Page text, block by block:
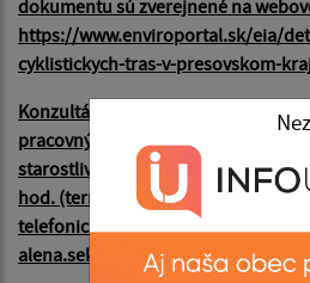
dokumentu sú zverejnené na
https://www.enviroportal.sk/eia/
cyklistickych-tras-v-presovskom-
Konzultácie podľa § 63 zákona je
pracovných dňoch na Okresnom
starostlivosti o životné prostredie, v
hod. (termín konzultácie
telefonicky - 051/7082219 alebo e-
alena.sekerakova@minv.sk)